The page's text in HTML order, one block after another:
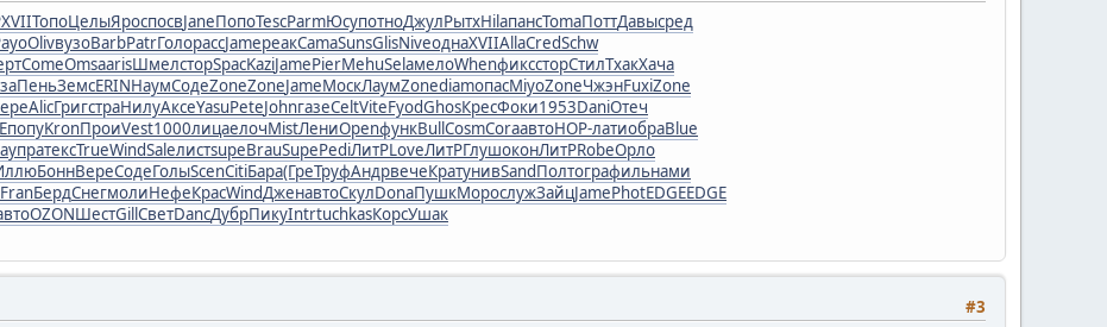
XVIIТопоЦелыЯроспосвJaneПопоTescParmЮсупотноДжулРытхHilaпансTomaПоттДавысред
OlivвузоBarbPatrГолорассJameреакCamaSunsGlisNiveоднаXVIIAllaCredSchw
ComeOmsaarisШмелсторSpacKaziJamePierMehuSelaмелоWhenфикссторСтилТхакХача
ПеньЗемсERINНаумСодеZoneZoneJameМоскЛаумZonediamопасMiyoZoneЧжэнFuxiZone
AlicГригстраНилуАксеYasuPeteJohnгазеCeltViteFyodGhosКресФоки1953DaniОтеч
попуKronПроиVest1000лицаелочMistЛениOpenфункBullCosmCoraавтоНОР-латиобраBlue
упратексTrueWindSaleлистsupeBrauSupePediЛитРLoveЛитРГлушоконЛитРRobeОрло
БоннВереСодеГолыScenCitiБара(ГреТруфАндрвечеКратунивSandПолтографильнами
FranБердСнегмолиНефеКрасWindДженавтоСкулDonaПушкМорослужЗайцJamePhotEDGEEDGE
OZONШестGillСветDancДубрПикуIntrtuchkasКорсУшак
#3